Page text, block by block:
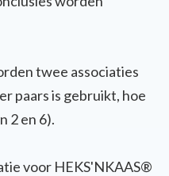
twee associaties
paars is gebruikt, hoe
2 en 6).
voor HEKS'NKAAS®